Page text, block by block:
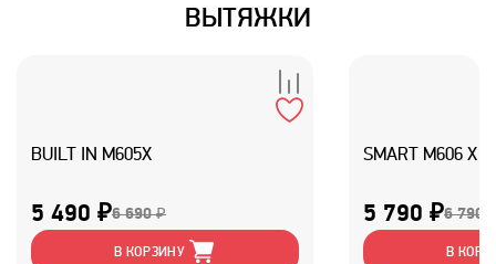
ВЫТЯЖКИ
BUILT IN M605X
5 490 ₽6 690 ₽
В КОРЗИНУ
SMART M606 X
5 790 ₽6 790
В